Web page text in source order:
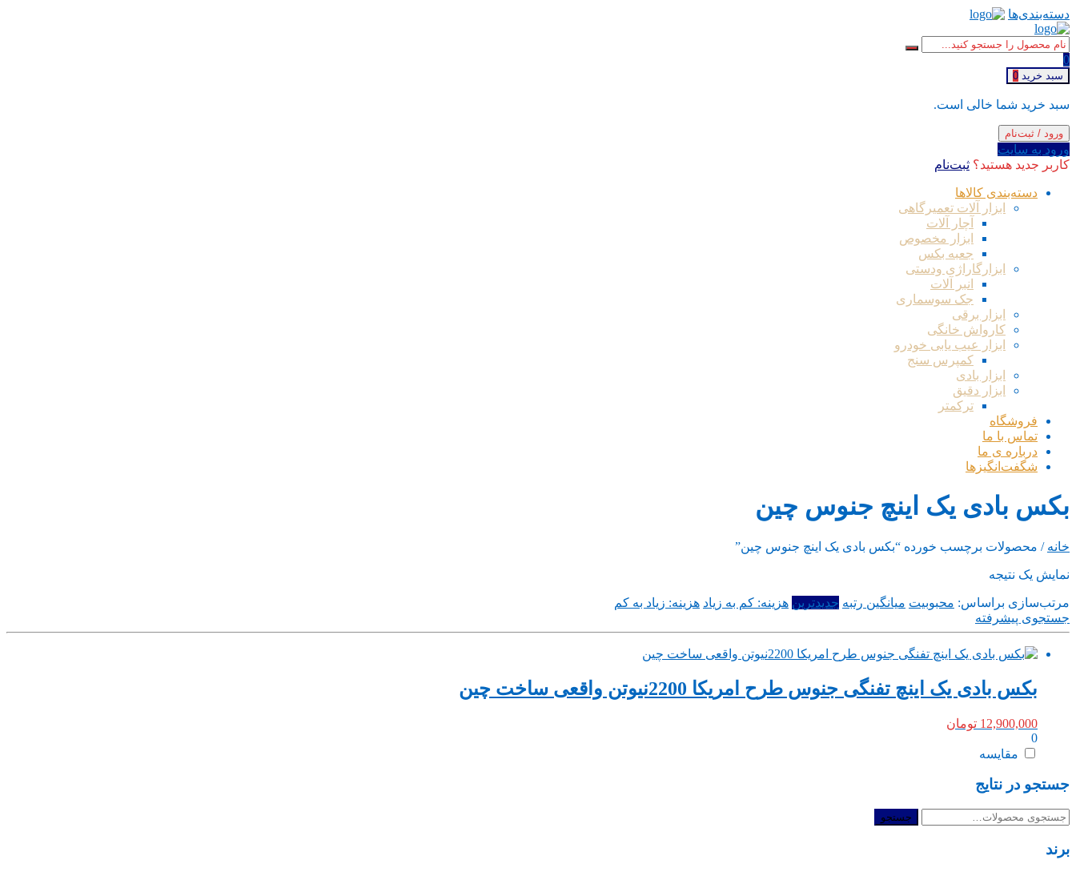
دسته‌بندی‌ها
0
سبد خرید 0
سبد خرید شما خالی است.
ورود / ثبت‌نام
ورود به سایت
کاربر جدید هستید؟ ثبت‌نام
دسته‌بندی کالاها
ابزار آلات تعمیرگاهی
آچار آلات
ابزار مخصوص
جعبه بکس
ابزارگاراژی ودستی
انبر آلات
جک سوسماری
ابزار برقی
کارواش خانگی
ابزار عیب یابی خودرو
کمپرس سنج
ابزار بادی
ابزار دقیق
ترکمتر
فروشگاه
تماس با ما
درباره ی ما
شگفت‌انگیزها
بکس بادی یک اینچ جنوس چین
خانه / محصولات برچسب خورده “بکس بادی یک اینچ جنوس چین”
نمایش یک نتیجه
مرتب‌سازی براساس: محبوبیت میانگین رتبه جدیدترین هزینه: کم به زیاد هزینه: زیاد به کم
جستجوی پیشرفته
بکس بادی یک اینچ تفنگی جنوس طرح امریکا 2200نیوتن واقعی ساخت چین
12,900,000 تومان
0
مقایسه
جستجو در نتایج
جستجو
جستجو
برند